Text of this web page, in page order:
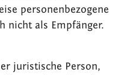
personenbezogene
nicht als Empfänger.
juristische Person,